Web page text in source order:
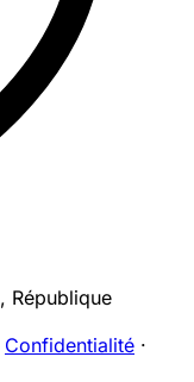
, République
Confidentialité ·